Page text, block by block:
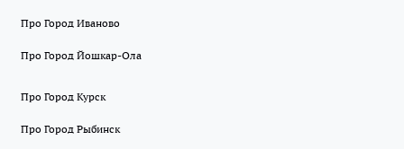
Про Город Иваново
Про Город Йошкар-Ола
Про Город Курск
Про Город Рыбинск